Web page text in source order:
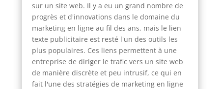
sur un site web. Il y a eu un grand nombre de
progrès et d'innovations dans le domaine du
marketing en ligne au fil des ans, mais le lien
texte publicitaire est resté l'un des outils les
plus populaires. Ces liens permettent à une
entreprise de diriger le trafic vers un site web
de manière discrète et peu intrusif, ce qui en
fait l'une des stratégies de marketing en ligne